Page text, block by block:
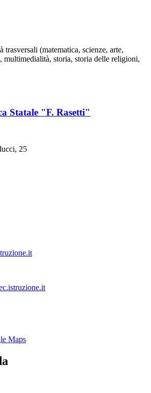
trasversali (matematica, scienze, arte,
multimedialità, storia, storia delle religioni,
Statale "F. Rasetti"
25
Maps